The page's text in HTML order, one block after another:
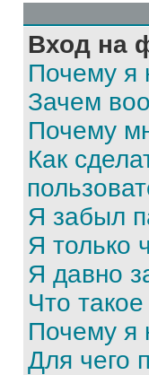
Вход на
Почему я
Зачем
Почему
Как
Я забыл
Я только
Я давно
Что
Почему я
Для чего